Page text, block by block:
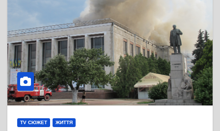
TV СЮЖЕТ ЖИТТЯ